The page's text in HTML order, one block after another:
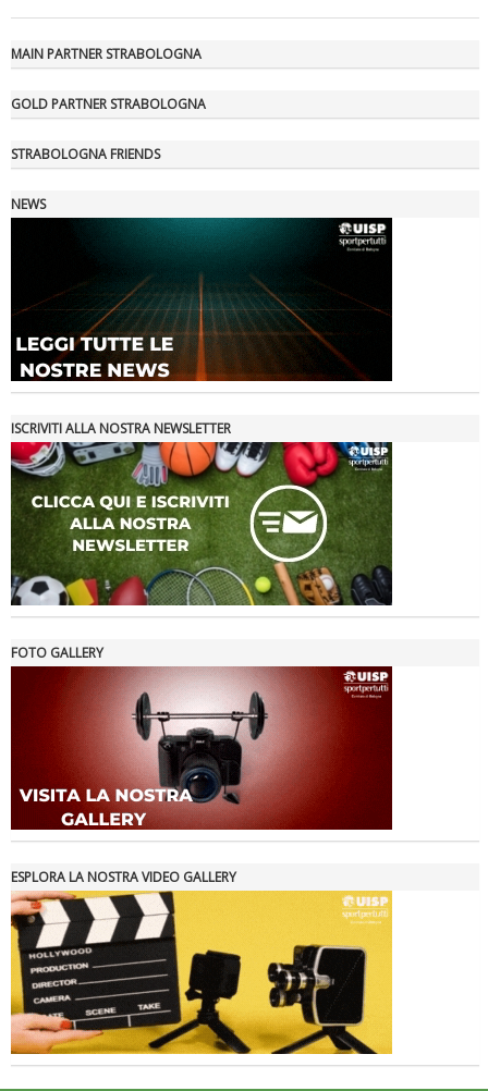
Tiziano Pesce a Radio InBlu2000 traccia il bilancio della stagione
Ddl Lobby, Uisp: “Il Parlamento valorizzi le nostre specificità"
La formazione Uisp rallenta ma prosegue anche in estate
MAIN PARTNER STRABOLOGNA
GOLD PARTNER STRABOLOGNA
STRABOLOGNA FRIENDS
NEWS
ISCRIVITI ALLA NOSTRA NEWSLETTER
FOTO GALLERY
ESPLORA LA NOSTRA VIDEO GALLERY